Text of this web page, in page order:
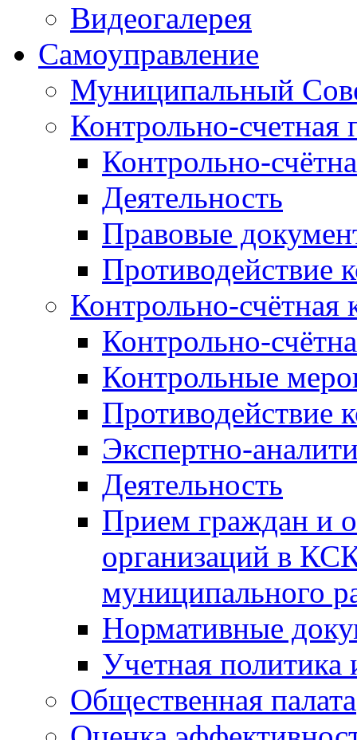
Видеогалерея
Самоуправление
Муниципальный
Контрольно-счетная
Контрольно-
Деятельность
Правовые
Противодействие
Контрольно-счётная
Контрольно-
Контрольные
Противодействие
Экспертно-
Деятельность
Прием граждан и
организаций в
муниципального
Нормативные
Учетная политика
Общественная палата